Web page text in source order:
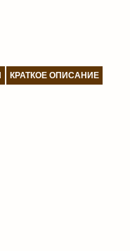
КРАТКОЕ ОПИСАНИЕ